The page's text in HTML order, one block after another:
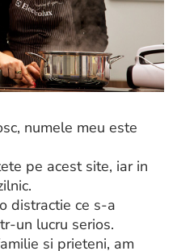
numele meu este
pe acest site, iar in
distractie ce s-a
un lucru serios.
si prieteni, am